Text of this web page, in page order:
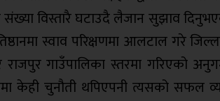
संख्या विस्तारै घटाउदै लैजान सुझाव
स्वाव परिक्षणमा आलटाल गरे
गाउँपालिका स्तरमा गरिएको
केही चुनौती थपिएपनी त्यसको सफल